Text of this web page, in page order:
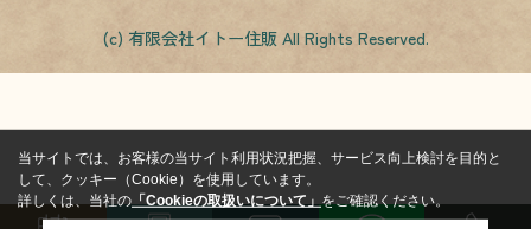
(c) 有限会社イトー住販 All Rights Reserved.
当サイトでは、お客様の当サイト利用状況把握、サービス向上検討を目的と
して、クッキー（Cookie）を使用しています。
詳しくは、当社の「Cookieの取扱いについて」をご確認ください。